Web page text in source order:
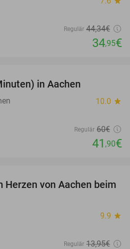
Regulär 44,34€
34,95€
in Aachen
10.0 star
Regulär 60€
41 ,90€
18%
Herzen von Aachen beim
9.9 star
Regulär 13,95€